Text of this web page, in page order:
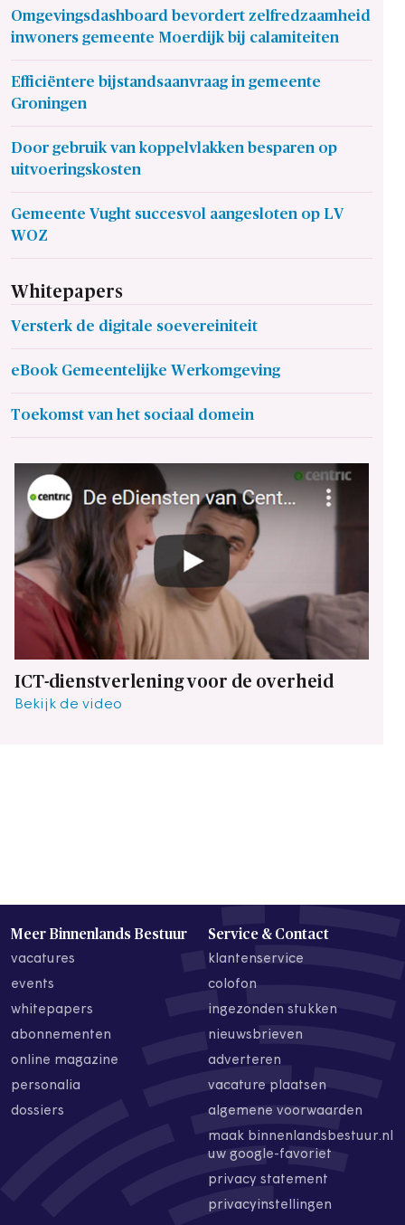
Omgevingsdashboard bevordert zelfredzaamheid
inwoners gemeente Moerdijk bij calamiteiten
Efficiëntere bijstandsaanvraag in gemeente
Groningen
Door gebruik van koppelvlakken besparen op
uitvoeringskosten
Gemeente Vught succesvol aangesloten op LV
WOZ
Whitepapers
Versterk de digitale soevereiniteit
eBook Gemeentelijke Werkomgeving
Toekomst van het sociaal domein
ICT-dienstverlening voor de overheid
Bekijk de video
Meer Binnenlands Bestuur
vacatures
events
whitepapers
abonnementen
online magazine
personalia
dossiers
Service & Contact
klantenservice
colofon
ingezonden stukken
nieuwsbrieven
adverteren
vacature plaatsen
algemene voorwaarden
maak binnenlandsbestuur.nl
uw google-favoriet
privacy statement
privacyinstellingen